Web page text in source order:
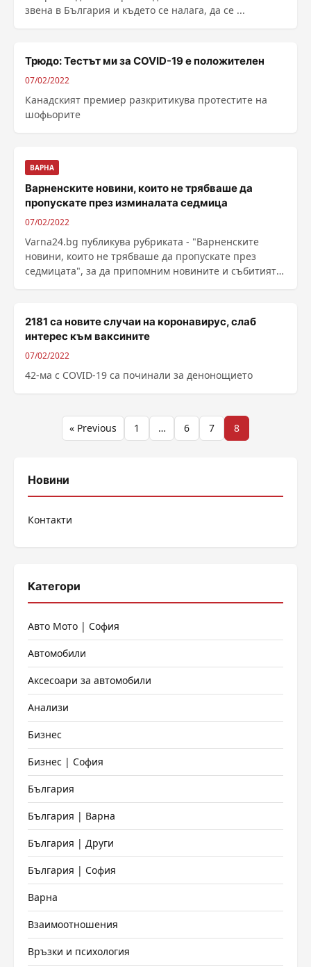
звена в България и където се налага, да се ...
Трюдо: Тестът ми за COVID-19 е положителен
07/02/2022
Канадският премиер разкритикува протестите на
шофьорите
ВАРНА
Варненските новини, които не трябваше да
пропускате през изминалата седмица
07/02/2022
Vаrna24.bg публикува рубриката - "Варненските
новини, които не трябваше да пропускате през
седмицата", за да припомним новините и събитията
2181 са новите случаи на коронавирус, слаб
интерес към ваксините
07/02/2022
42-ма с COVID-19 са починали за денонощието
Разделяне
публикациите
« Previous 1 … 6 7 8
Новини
Контакти
Категори
Авто Мото | София
Автомобили
Аксесоари за автомобили
Анализи
Бизнес
Бизнес | София
България
България | Варна
България | Други
България | София
Варна
Взаимоотношения
Връзки и психология